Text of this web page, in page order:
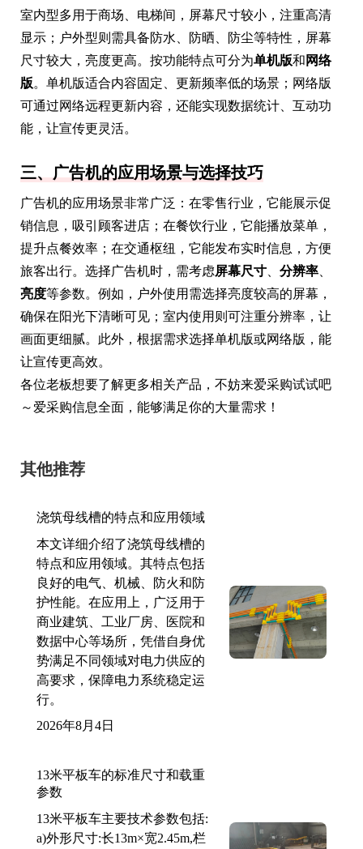
室内型多用于商场、电梯间，屏幕尺寸较小，注重高清
显示；户外型则需具备防水、防晒、防尘等特性，屏幕
尺寸较大，亮度更高。按功能特点可分为单机版和 网络
版。单机版适合内容固定、更新频率低的场景；网络版
可通过网络远程更新内容，还能实现数据统计、互动功
能，让宣传更灵活。
三、广告机的应用场景与选择技巧
广告机的应用场景非常广泛：在零售行业，它能展示促
销信息，吸引顾客进店；在餐饮行业，它能播放菜单，
提升点餐效率；在交通枢纽，它能发布实时信息，方便
旅客出行。选择广告机时，需考虑屏幕尺寸 分辨率
亮度等参数。例如，户外使用需选择亮度较高的屏幕，
确保在阳光下清晰可见；室内使用则可注重分辨率，让
画面更细腻。此外，根据需求选择单机版或网络版，能
让宣传更高效。
各位老板想要了解更多相关产品，不妨来爱采购试试吧
～爱采购信息全面，能够满足你的大量需求！
其他推荐
浇筑母线槽的特点和应用领域
本文详细介绍了浇筑母线槽的
特点和应用领域。其特点包括
良好的电气、机械、防火和防
护性能。在应用上，广泛用于
商业建筑、工业厂房、医院和
数据中心等场所，凭借自身优
势满足不同领域对电力供应的
高要求，保障电力系统稳定运
行。
2026年8月4日
13米平板车的标准尺寸和载重
参数
13米平板车主要技术参数包括:
a)外形尺寸:长13m×宽2.45m,栏